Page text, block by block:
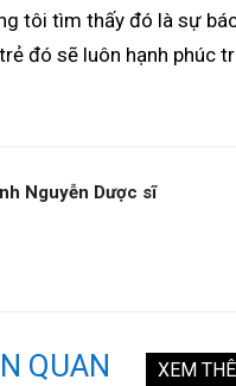
tôi tìm thấy đó là sự
đó sẽ luôn hạnh phúc
Nguyễn Dược sĩ
QUAN XEM